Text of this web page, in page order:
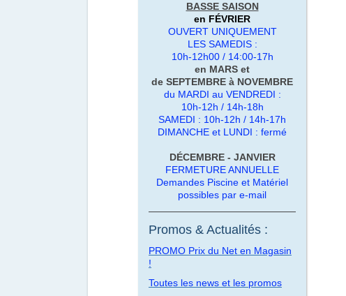
BASSE SAISON
en FÉVRIER
OUVERT UNIQUEMENT
LES SAMEDIS :
10h-12h00 / 14:00-17h
en MARS et
de SEPTEMBRE à NOVEMBRE
du MARDI au VENDREDI :
10h-12h / 14h-18h
SAMEDI : 10h-12h / 14h-17h
DIMANCHE et LUNDI : fermé
DÉCEMBRE - JANVIER
FERMETURE ANNUELLE
Demandes Piscine et Matériel
possibles par e-mail
Promos & Actualités :
PROMO Prix du Net en Magasin
!
Toutes les news et les promos